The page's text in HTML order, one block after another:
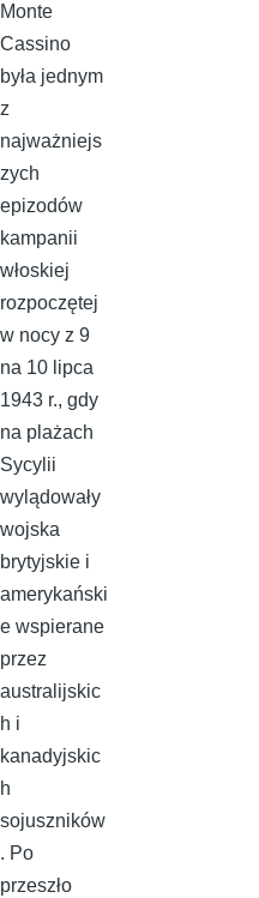
Monte
Cassino
była jednym
z
najważniejs
zych
epizodów
kampanii
włoskiej
rozpoczętej
w nocy z 9
na 10 lipca
1943 r., gdy
na plażach
Sycylii
wylądowały
wojska
brytyjskie i
amerykański
e wspierane
przez
australijskic
h i
kanadyjskic
h
sojuszników
. Po
przeszło